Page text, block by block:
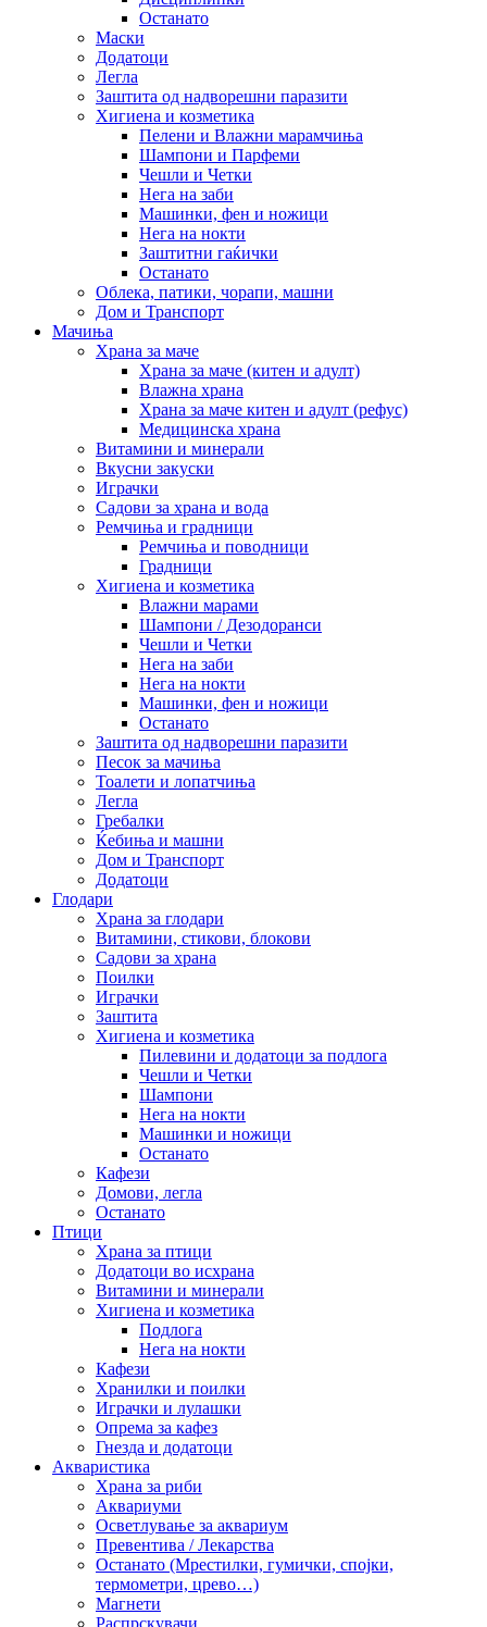
Останато
Маски
Додатоци
Легла
Заштита од надворешни паразити
Хигиена и козметика
Пелени и Влажни марамчиња
Шампони и Парфеми
Чешли и Четки
Нега на заби
Машинки, фен и ножици
Нега на нокти
Заштитни гаќички
Останато
Облека, патики, чорапи, машни
Дом и Транспорт
Мачиња
Храна за маче
Храна за маче (китен и адулт)
Влажна храна
Храна за маче китен и адулт (рефус)
Медицинска храна
Витамини и минерали
Вкусни закуски
Играчки
Садови за храна и вода
Ремчиња и градници
Ремчиња и поводници
Градници
Хигиена и козметика
Влажни марами
Шампони / Дезодоранси
Чешли и Четки
Нега на заби
Нега на нокти
Машинки, фен и ножици
Останато
Заштита од надворешни паразити
Песок за мачиња
Тоалети и лопатчиња
Легла
Гребалки
Ќебиња и машни
Дом и Транспорт
Додатоци
Глодари
Храна за глодари
Витамини, стикови, блокови
Садови за храна
Поилки
Играчки
Заштита
Хигиена и козметика
Пилевини и додатоци за подлога
Чешли и Четки
Шампони
Нега на нокти
Машинки и ножици
Останато
Кафези
Домови, легла
Останато
Птици
Храна за птици
Додатоци во исхрана
Витамини и минерали
Хигиена и козметика
Подлога
Нега на нокти
Кафези
Хранилки и поилки
Играчки и лулашки
Опрема за кафез
Гнезда и додатоци
Акваристика
Храна за риби
Аквариуми
Осветлување за аквариум
Превентива / Лекарства
Останато (Мрестилки, гумички, спојки,
термометри, црево…)
Магнети